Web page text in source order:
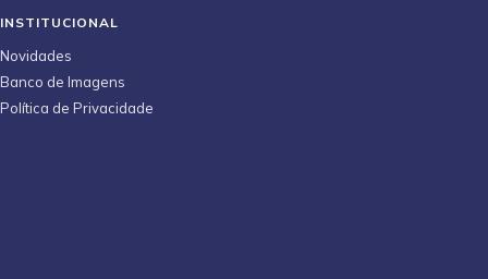
INSTITUCIONAL
Novidades
Banco de Imagens
Política de Privacidade